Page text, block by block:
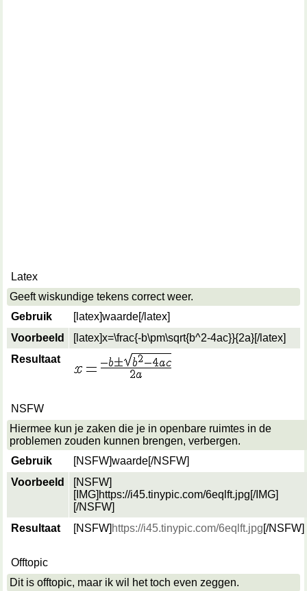
Latex
Geeft wiskundige tekens correct weer.
Gebruik
[latex]waarde[/latex]
Voorbeeld
[latex]x=\frac{-b\pm\sqrt{b^2-4ac}}{2a}[/latex]
Resultaat
NSFW
Hiermee kun je zaken die je in openbare ruimtes in de
problemen zouden kunnen brengen, verbergen.
Gebruik
[NSFW]waarde[/NSFW]
Voorbeeld
[NSFW]
[IMG]https://i45.tinypic.com/6eqlft.jpg[/IMG]
[/NSFW]
Resultaat
[NSFW] https://i45.tinypic.com/6eqlft.jpg[/NSFW]
Offtopic
Dit is offtopic, maar ik wil het toch even zeggen.